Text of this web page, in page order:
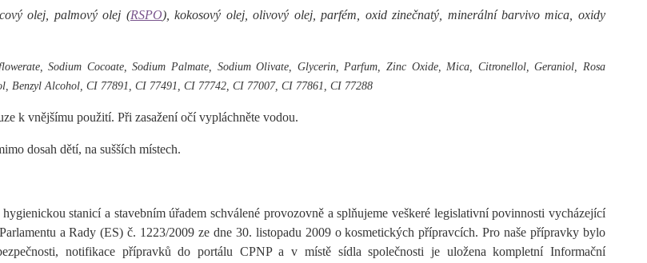
olej, palmový olej (RSPO), kokosový olej, olivový olej, parfém, oxid zinečnatý, minerální barvivo mica, oxidy
Sodium Cocoate, Sodium Palmate, Sodium Olivate, Glycerin, Parfum, Zinc Oxide, Mica, Citronellol, Geraniol, Rosa
Benzyl Alcohol, CI 77891, CI 77491, CI 77742, CI 77007, CI 77861, CI 77288
k vnějšímu použití. Při zasažení očí vypláchněte vodou.
dosah dětí, na sušších místech.
stanicí a stavebním úřadem schválené provozovně a splňujeme veškeré legislativní povinnosti vycházející
a Rady (ES) č. 1223/2009 ze dne 30. listopadu 2009 o kosmetických přípravcích. Pro naše přípravky bylo
notifikace přípravků do portálu CPNP a v místě sídla společnosti je uložena kompletní Informační